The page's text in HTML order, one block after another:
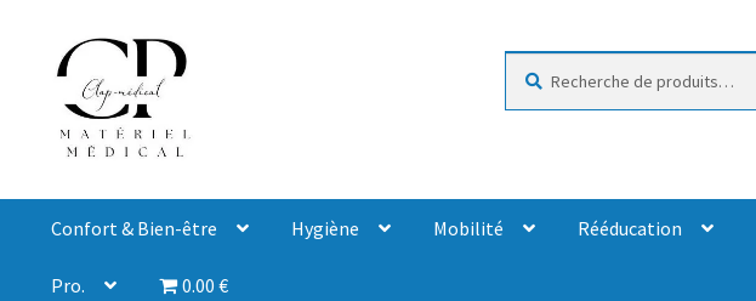
Confort & Bien-être Hygiène Mobilité Rééducation
Pro. 0.00 €